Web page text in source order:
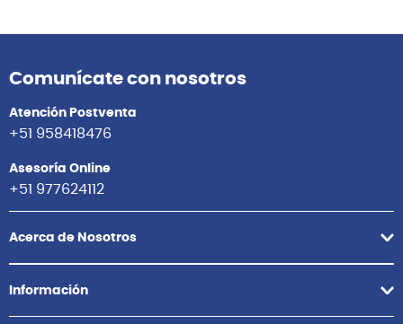
Comunícate con nosotros
Atención Postventa
+51 958418476
Asesoría Online
+51 977624112
Acerca de Nosotros
Información